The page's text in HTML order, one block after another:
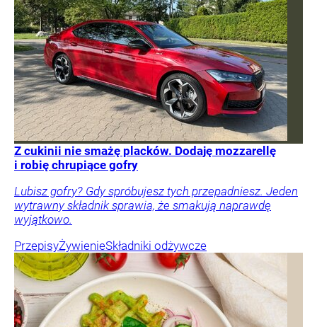
Z cukinii nie smażę placków. Dodaję mozzarellę
i robię chrupiące gofry
Lubisz gofry? Gdy spróbujesz tych przepadniesz. Jeden
wytrawny składnik sprawia, że smakują naprawdę
wyjątkowo.
PrzepisyŻywienieSkładniki odżywcze